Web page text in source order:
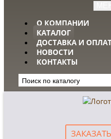
О КОМПАНИИ
КАТАЛОГ
ДОСТАВКА И
НОВОСТИ
КОНТАКТЫ